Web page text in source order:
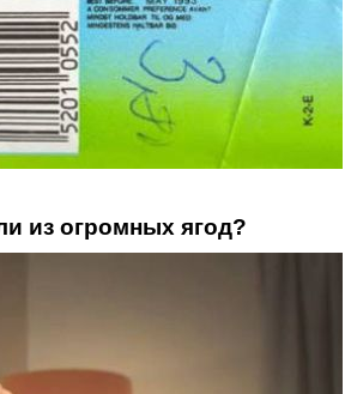
из огромных ягод?